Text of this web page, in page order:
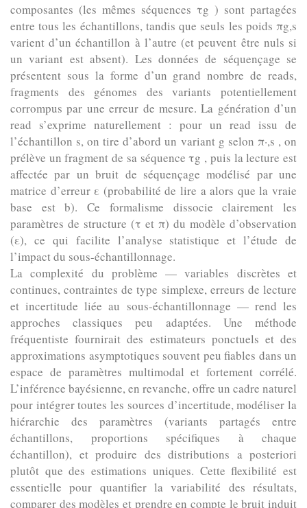
composantes (les mêmes séquences τg ) sont partagées
entre tous les échantillons, tandis que seuls les poids πg,s
varient d’un échantillon à l’autre (et peuvent être nuls si
un variant est absent). Les données de séquençage se
présentent sous la forme d’un grand nombre de reads,
fragments des génomes des variants potentiellement
corrompus par une erreur de mesure. La génération d’un
read s’exprime naturellement : pour un read issu de
l’échantillon s, on tire d’abord un variant g selon π·,s , on
prélève un fragment de sa séquence τg , puis la lecture est
affectée par un bruit de séquençage modélisé par une
matrice d’erreur ε (probabilité de lire a alors que la vraie
base est b). Ce formalisme dissocie clairement les
paramètres de structure (τ et π) du modèle d’observation
(ε), ce qui facilite l’analyse statistique et l’étude de
l’impact du sous-échantillonnage.
La complexité du problème — variables discrètes et
continues, contraintes de type simplexe, erreurs de lecture
et incertitude liée au sous-échantillonnage — rend les
approches classiques peu adaptées. Une méthode
fréquentiste fournirait des estimateurs ponctuels et des
approximations asymptotiques souvent peu fiables dans un
espace de paramètres multimodal et fortement corrélé.
L’inférence bayésienne, en revanche, offre un cadre naturel
pour intégrer toutes les sources d’incertitude, modéliser la
hiérarchie des paramètres (variants partagés entre
échantillons, proportions spécifiques à chaque
échantillon), et produire des distributions a posteriori
plutôt que des estimations uniques. Cette flexibilité est
essentielle pour quantifier la variabilité des résultats,
comparer des modèles et prendre en compte le bruit induit